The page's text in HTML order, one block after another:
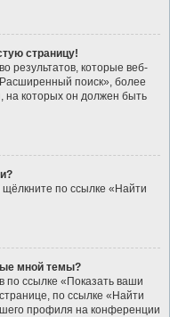
страницу!
результатов, которые веб-
поиск», более
на которых он должен быть
по ссылке «Найти
мной темы?
по ссылке «Показать ваши
по ссылке «Найти
профиля на конференции